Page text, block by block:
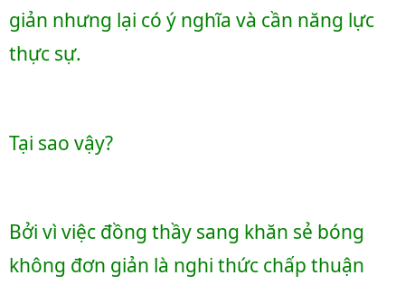
giản nhưng lại có ý nghĩa và cần năng lực
thực sự.
Tại sao vậy?
Bởi vì việc đồng thầy sang khăn sẻ bóng
không đơn giản là nghi thức chấp thuận